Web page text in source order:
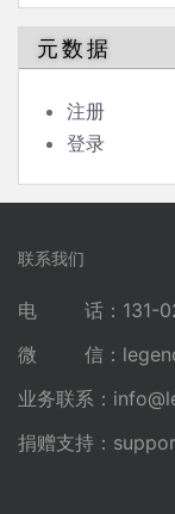
元数据
注册
登录
联系我们
电 话：131-
微 信：
业务联系：
捐赠支持：